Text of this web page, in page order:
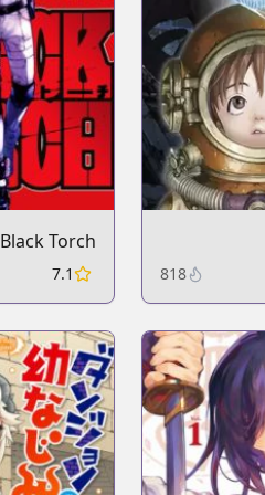
818
Black Torch
7.1